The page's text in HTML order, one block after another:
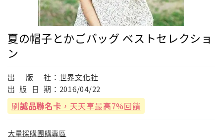
夏の帽子とかごバッグ ベストセレクショ
ン
出 版 社： 世界文化社
出 版 日 期： 2016/04/22
刷誠品聯名卡 ，天天享最高7%回饋
大量採購團購專區